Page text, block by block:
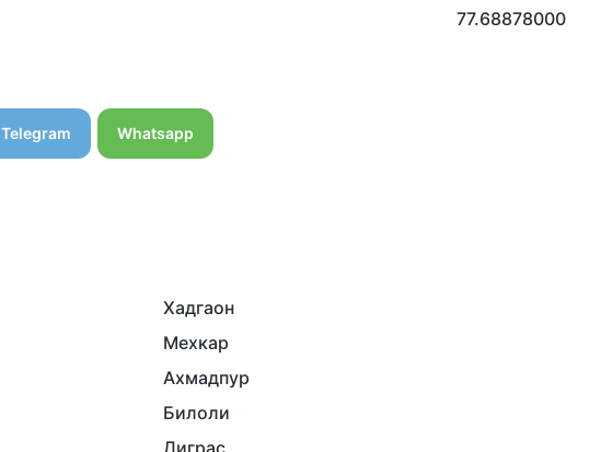
77.68878000
Telegram Whatsapp
Хадгаон
Мехкар
Ахмадпур
Билоли
Диграс